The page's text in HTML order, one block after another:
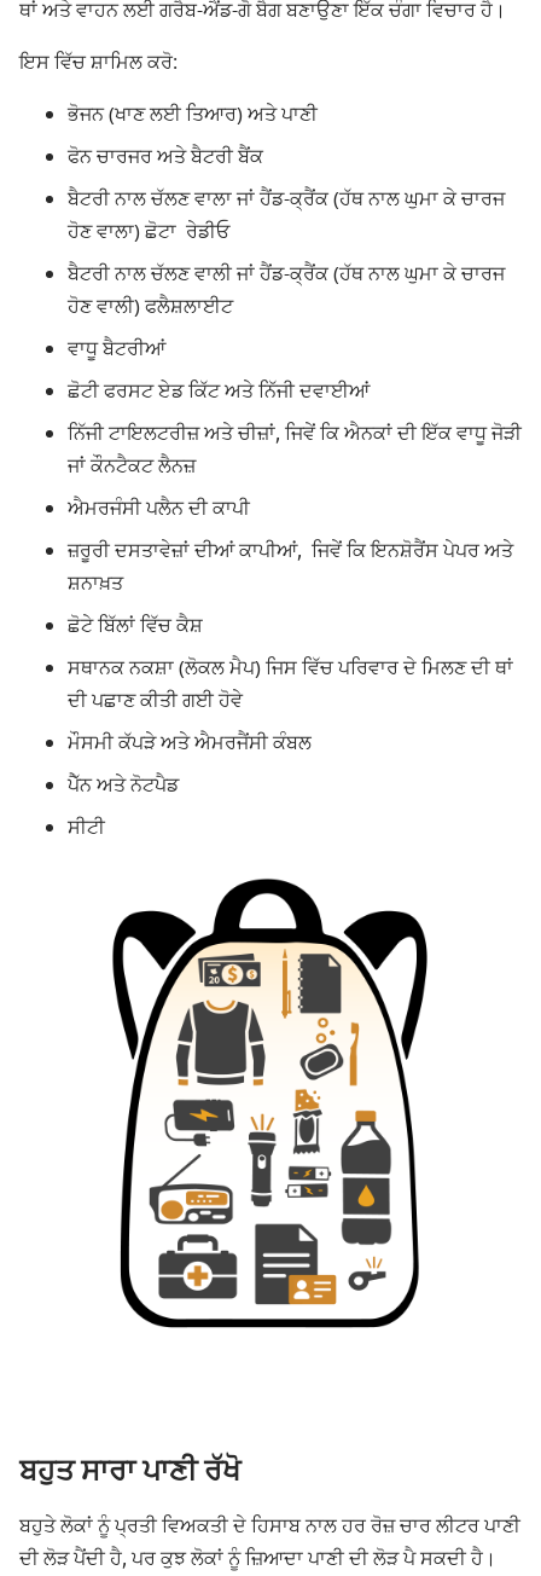
ਥਾਂ ਅਤੇ ਵਾਹਨ ਲਈ ਗਰੈਬ-ਐਂਡ-ਗੋ ਬੈਗ ਬਣਾਉਣਾ ਇੱਕ ਚੰਗਾ ਵਿਚਾਰ ਹੈ।
ਇਸ ਵਿੱਚ ਸ਼ਾਮਿਲ ਕਰੋ:
ਭੋਜਨ (ਖਾਣ ਲਈ ਤਿਆਰ) ਅਤੇ ਪਾਣੀ
ਫੋਨ ਚਾਰਜਰ ਅਤੇ ਬੈਟਰੀ ਬੈਂਕ
ਬੈਟਰੀ ਨਾਲ ਚੱਲਣ ਵਾਲਾ ਜਾਂ ਹੈਂਡ-ਕ੍ਰੈਂਕ (ਹੱਥ ਨਾਲ ਘੁਮਾ ਕੇ ਚਾਰਜ
ਹੋਣ ਵਾਲਾ) ਛੋਟਾ ਰੇਡੀਓ
ਬੈਟਰੀ ਨਾਲ ਚੱਲਣ ਵਾਲੀ ਜਾਂ ਹੈਂਡ-ਕ੍ਰੈਂਕ (ਹੱਥ ਨਾਲ ਘੁਮਾ ਕੇ ਚਾਰਜ
ਹੋਣ ਵਾਲੀ) ਫਲੈਸ਼ਲਾਈਟ
ਵਾਧੂ ਬੈਟਰੀਆਂ
ਛੋਟੀ ਫਰਸਟ ਏਡ ਕਿੱਟ ਅਤੇ ਨਿੱਜੀ ਦਵਾਈਆਂ
ਨਿੱਜੀ ਟਾਇਲਟਰੀਜ਼ ਅਤੇ ਚੀਜ਼ਾਂ, ਜਿਵੇਂ ਕਿ ਐਨਕਾਂ ਦੀ ਇੱਕ ਵਾਧੂ ਜੋੜੀ
ਜਾਂ ਕੌਨਟੈਕਟ ਲੈਨਜ਼
ਐਮਰਜੰਸੀ ਪਲੈਨ ਦੀ ਕਾਪੀ
ਜ਼ਰੂਰੀ ਦਸਤਾਵੇਜ਼ਾਂ ਦੀਆਂ ਕਾਪੀਆਂ, ਜਿਵੇਂ ਕਿ ਇਨਸ਼ੋਰੈਂਸ ਪੇਪਰ ਅਤੇ
ਸ਼ਨਾਖ਼ਤ
ਛੋਟੇ ਬਿੱਲਾਂ ਵਿੱਚ ਕੈਸ਼
ਸਥਾਨਕ ਨਕਸ਼ਾ (ਲੋਕਲ ਮੈਪ) ਜਿਸ ਵਿੱਚ ਪਰਿਵਾਰ ਦੇ ਮਿਲਣ ਦੀ ਥਾਂ
ਦੀ ਪਛਾਣ ਕੀਤੀ ਗਈ ਹੋਵੇ
ਮੌਸਮੀ ਕੱਪੜੇ ਅਤੇ ਐਮਰਜੈਂਸੀ ਕੰਬਲ
ਪੈੱਨ ਅਤੇ ਨੋਟਪੈਡ
ਸੀਟੀ
ਬਹੁਤ ਸਾਰਾ ਪਾਣੀ ਰੱਖੋ
ਬਹੁਤੇ ਲੋਕਾਂ ਨੂੰ ਪ੍ਰਤੀ ਵਿਅਕਤੀ ਦੇ ਹਿਸਾਬ ਨਾਲ ਹਰ ਰੋਜ਼ ਚਾਰ ਲੀਟਰ ਪਾਣੀ
ਦੀ ਲੋੜ ਪੈਂਦੀ ਹੈ, ਪਰ ਕੁਝ ਲੋਕਾਂ ਨੂੰ ਜ਼ਿਆਦਾ ਪਾਣੀ ਦੀ ਲੋੜ ਪੈ ਸਕਦੀ ਹੈ।